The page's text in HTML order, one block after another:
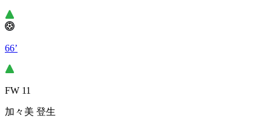
66’
FW 11
加々美 登生